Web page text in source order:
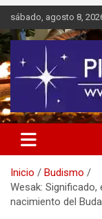
Saltar
contenido
sábado, agosto 8,
Planeta
Difusión de
talleres y seminarios
Inicio
Budismo
Wesak:
nacimiento del